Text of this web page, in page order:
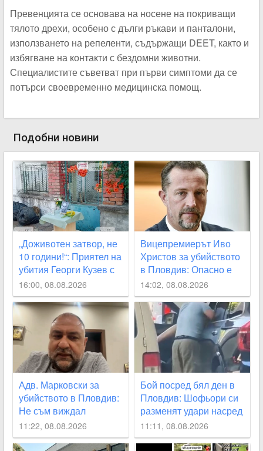
Превенцията се основава на носене на покриващи
тялото дрехи, особено с дълги ръкави и панталони,
използването на репеленти, съдържащи DEET, както и
избягване на контакти с бездомни животни.
Специалистите съветват при първи симптоми да се
потърси своевременно медицинска помощ.
Подобни новини
„Доживотен затвор, не
10 години!“: Приятел на
убития Георги Кузев с
призив за промяна в
закона
16:00, 08.08.2026
Вицепремиерът Иво
Христов за убийството
в Пловдив: Опасно е
да наричаме деца
малолетните садисти
14:02, 08.08.2026
Адв. Марковски за
убийството в Пловдив:
Не съм виждал
подобна жестокост от
непълнолетни, 12
11:22, 08.08.2026
Бой посред бял ден в
Пловдив: Шофьори си
разменят удари насред
оживено кръстовище
ВИДЕО
11:11, 08.08.2026